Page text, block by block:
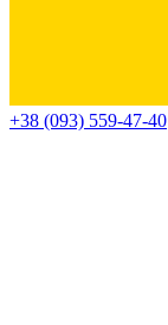
+38 (093) 559-47-40